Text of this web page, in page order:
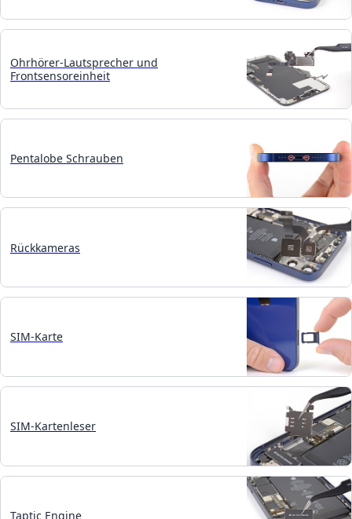
Ohrhörer-Lautsprecher und
Frontsensoreinheit
Pentalobe Schrauben
Rückkameras
SIM-Karte
SIM-Kartenleser
Taptic Engine